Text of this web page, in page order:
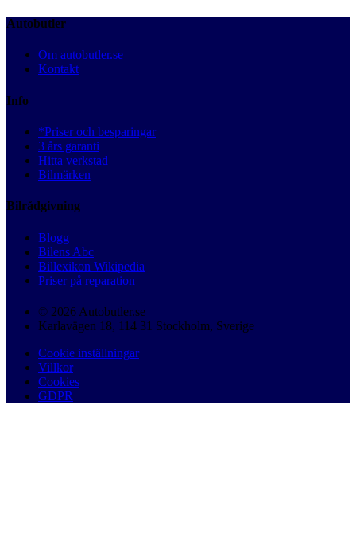
Autobutler
Om autobutler.se
Kontakt
Info
*Priser och besparingar
3 års garanti
Hitta verkstad
Bilmärken
Bilrådgivning
Blogg
Bilens Abc
Billexikon Wikipedia
Priser på reparation
© 2026 Autobutler.se
Karlavägen 18, 114 31 Stockholm, Sverige
Cookie inställningar
Villkor
Cookies
GDPR